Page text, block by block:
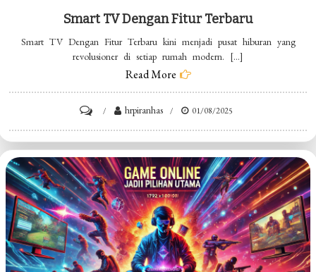
Smart TV Dengan Fitur Terbaru
Smart TV Dengan Fitur Terbaru kini menjadi pusat hiburan yang
revolusioner di setiap rumah modern. […]
Read More
Smart
TV
Dengan
Fitur
Terbaru
hrpiranhas 01/08/2025